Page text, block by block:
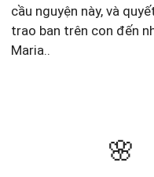
cầu nguyện này, và
trao ban trên con đến
Maria..
🌸